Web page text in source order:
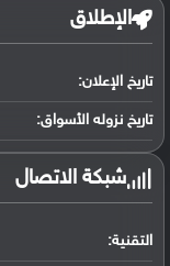
الإطلاق
تاريخ الإعلان:
تاريخ نزوله الأسواق:
شبكة الاتصال
التقنية: